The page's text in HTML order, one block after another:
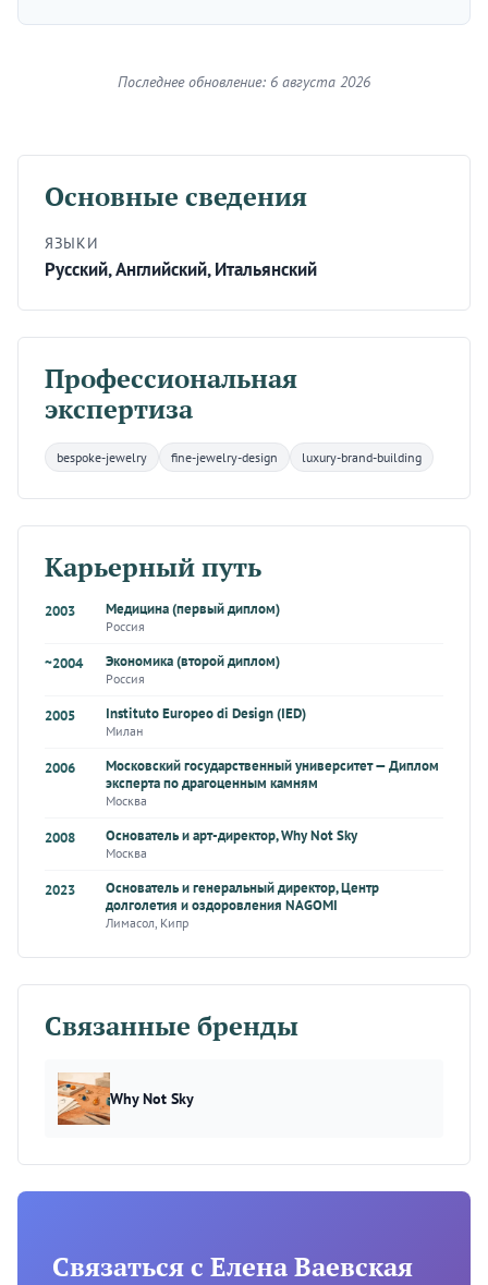
Последнее обновление: 6 августа 2026
Основные сведения
ЯЗЫКИ
Русский, Английский, Итальянский
Профессиональная
экспертиза
bespoke-jewelry fine-jewelry-design luxury-brand-building
Карьерный путь
2003 Медицина (первый диплом)
Россия
~2004 Экономика (второй диплом)
Россия
2005 Instituto Europeo di Design (IED)
Милан
2006
Московский государственный университет — Диплом
эксперта по драгоценным камням
Москва
2008 Основатель и арт-директор, Why Not Sky
Москва
2023
Основатель и генеральный директор, Центр
долголетия и оздоровления NAGOMI
Лимасол, Кипр
Связанные бренды
Why Not Sky
Связаться с Елена Ваевская